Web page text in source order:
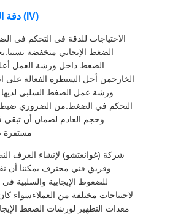
(IV) دقة التحكم في الضغط
الاحتياجات للدقة في التحكم في
الضغط الإيجابي منخفضة
الضغط داخل ورشة العمل
الخارجمن أجل السيطرة الفعالة على
ورشة عمل الضغط السلبي لديها
التحكم في الضغط.من الضروري ضبط
وحجم العادم لضمان أن تبقى
شركة (غوانغتشو) لإنشاء الغرف
وفريق فني محترف.يمكننا أن
للضغوط الإيجابية والسلبية
لاحتياجات مختلفة من العملاءسواء
معدات التطهير لورشات الضغط